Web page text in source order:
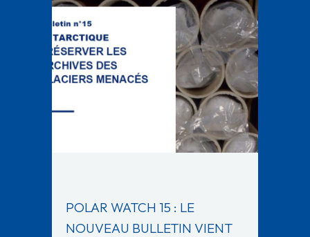
POLAR WATCH 15 : LE
NOUVEAU BULLETIN VIENT